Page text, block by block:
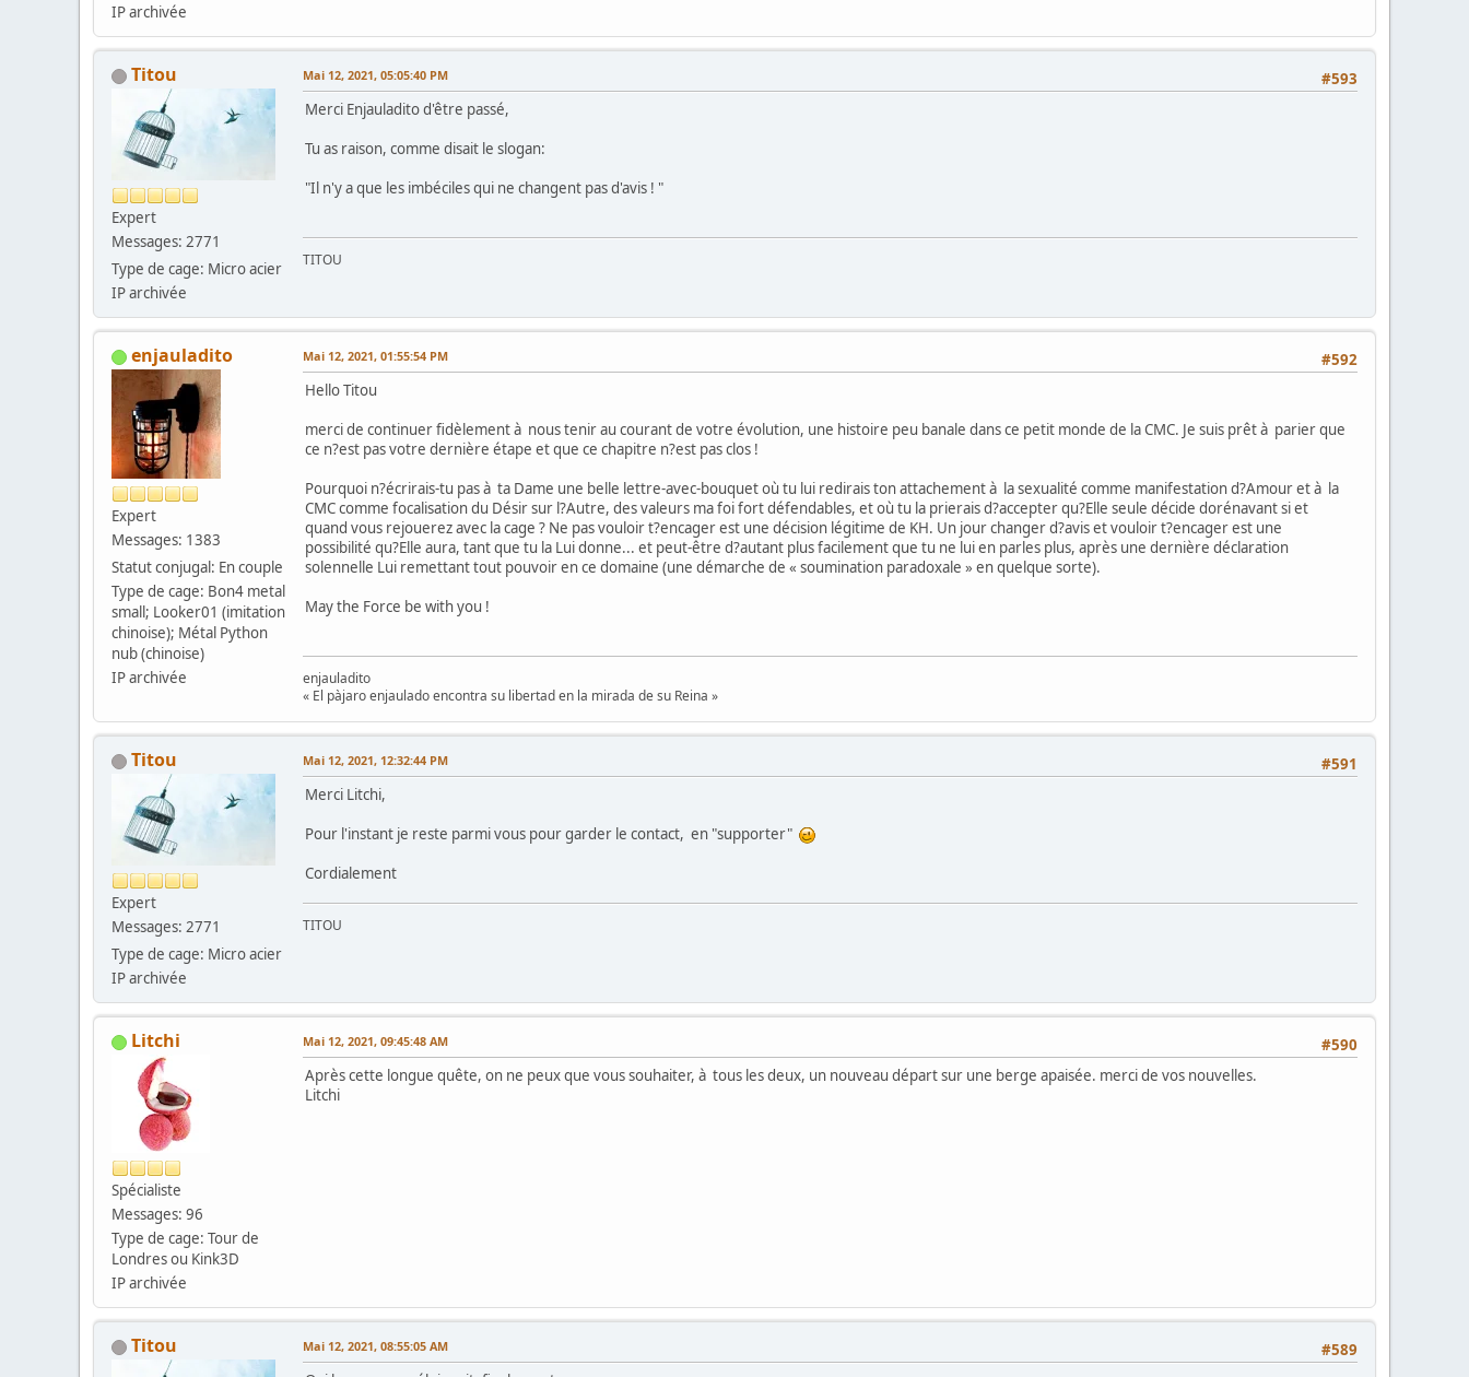
IP archivée
Titou
Expert
Messages: 2771
Type de cage: Micro acier
IP archivée
#593
Mai 12, 2021, 05:05:40 PM
Merci Enjauladito d'être passé,
Tu as raison, comme disait le slogan:
"Il n'y a que les imbéciles qui ne changent pas d'avis ! "
TITOU
enjauladito
Expert
Messages: 1383
Statut conjugal: En couple
Type de cage: Bon4 metal
small; Looker01 (imitation
chinoise); Métal Python
nub (chinoise)
IP archivée
#592
Mai 12, 2021, 01:55:54 PM
Hello Titou
merci de continuer fidèlement à nous tenir au courant de votre évolution, une histoire peu banale dans ce petit monde de la CMC. Je suis prêt à parier que
ce n?est pas votre dernière étape et que ce chapitre n?est pas clos !
Pourquoi n?écrirais-tu pas à ta Dame une belle lettre-avec-bouquet où tu lui redirais ton attachement à la sexualité comme manifestation d?Amour et à la
CMC comme focalisation du Désir sur l?Autre, des valeurs ma foi fort défendables, et où tu la prierais d?accepter qu?Elle seule décide dorénavant si et
quand vous rejouerez avec la cage ? Ne pas vouloir t?encager est une décision légitime de KH. Un jour changer d?avis et vouloir t?encager est une
possibilité qu?Elle aura, tant que tu la Lui donne... et peut-être d?autant plus facilement que tu ne lui en parles plus, après une dernière déclaration
solennelle Lui remettant tout pouvoir en ce domaine (une démarche de « soumination paradoxale » en quelque sorte).
May the Force be with you !
enjauladito
« El pàjaro enjaulado encontra su libertad en la mirada de su Reina »
Titou
Expert
Messages: 2771
Type de cage: Micro acier
IP archivée
#591
Mai 12, 2021, 12:32:44 PM
Merci Litchi,
Pour l'instant je reste parmi vous pour garder le contact, en "supporter"
Cordialement
TITOU
Litchi
Spécialiste
Messages: 96
Type de cage: Tour de
Londres ou Kink3D
IP archivée
#590
Mai 12, 2021, 09:45:48 AM
Après cette longue quête, on ne peux que vous souhaiter, à tous les deux, un nouveau départ sur une berge apaisée. merci de vos nouvelles.
Litchi
Titou #589
Mai 12, 2021, 08:55:05 AM